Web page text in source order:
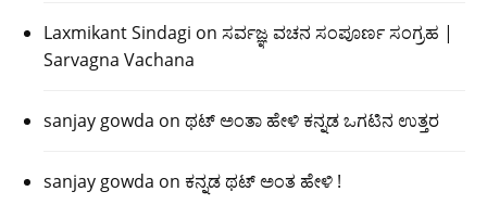
Laxmikant Sindagi on ಸರ್ವಜ್ಞ ವಚನ ಸಂಪೂರ್ಣ ಸಂಗ್ರಹ |
Sarvagna Vachana
sanjay gowda on ಥಟ್ ಅಂತಾ ಹೇಳಿ ಕನ್ನಡ ಒಗಟಿನ ಉತ್ತರ
sanjay gowda on ಕನ್ನಡ ಥಟ್ ಅಂತ ಹೇಳಿ !